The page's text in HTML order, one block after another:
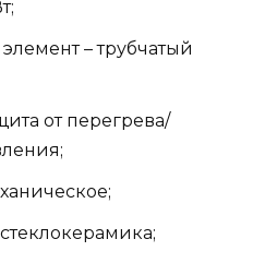
– трубчатый
от перегрева/